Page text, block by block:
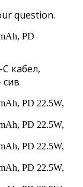
question.
кабел,
сив